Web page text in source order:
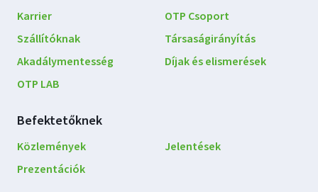
Karrier
Szállítóknak
Akadálymentesség
OTP LAB
OTP Csoport
Társaságirányítás
Díjak és elismerések
Befektetőknek
Közlemények
Jelentések
Prezentációk